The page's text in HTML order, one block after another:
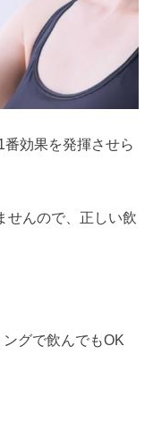
効果を発揮させら
せんので、正しい飲
グで飲んでもOK